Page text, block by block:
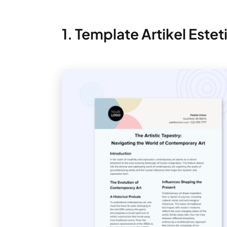
1. Template Artikel